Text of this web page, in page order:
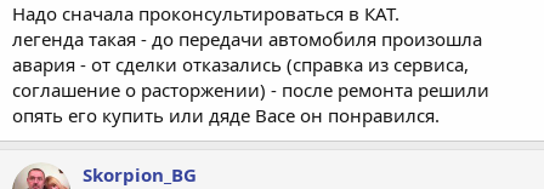
Надо сначала проконсультироваться в КАТ.
легенда такая - до передачи автомобиля произошла
авария - от сделки отказались (справка из сервиса,
соглашение о расторжении) - после ремонта решили
опять его купить или дяде Васе он понравился.
Skorpion_BG